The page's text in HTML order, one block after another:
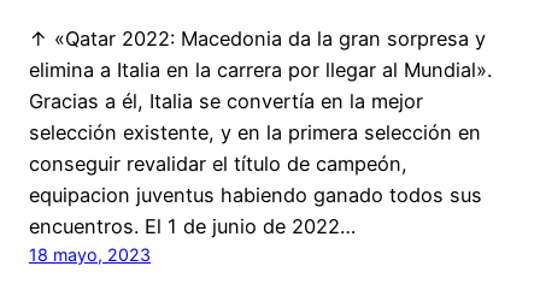
↑ «Qatar 2022: Macedonia da la gran sorpresa y
elimina a Italia en la carrera por llegar al Mundial».
Gracias a él, Italia se convertía en la mejor
selección existente, y en la primera selección en
conseguir revalidar el título de campeón,
equipacion juventus habiendo ganado todos sus
encuentros. El 1 de junio de 2022…
18 mayo, 2023